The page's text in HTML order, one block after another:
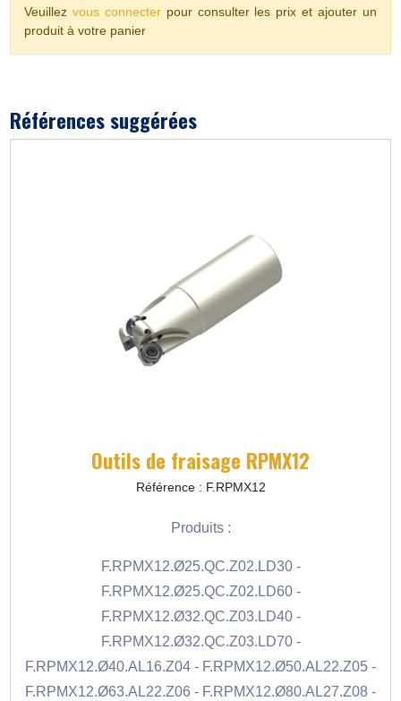
Veuillezvous connecterpour consulter les prix et ajouter un
produit à votre panier
Références suggérées
Outils de fraisage RPMX12
Référence : F.RPMX12
Produits :
F.RPMX12.Ø25.QC.Z02.LD30 -
F.RPMX12.Ø25.QC.Z02.LD60 -
F.RPMX12.Ø32.QC.Z03.LD40 -
F.RPMX12.Ø32.QC.Z03.LD70 -
F.RPMX12.Ø40.AL16.Z04 - F.RPMX12.Ø50.AL22.Z05 -
F.RPMX12.Ø63.AL22.Z06 - F.RPMX12.Ø80.AL27.Z08 -